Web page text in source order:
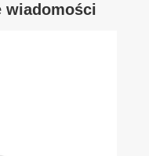
wiadomości